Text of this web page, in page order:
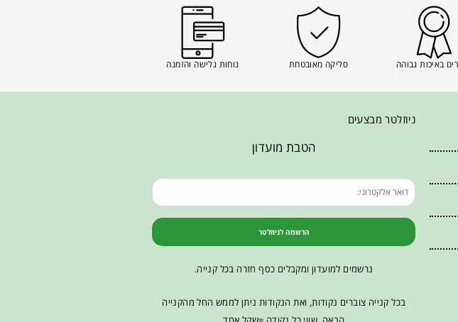
באיכות גבוהה סליקה מאובטחת נוחות גלישה והזמנה
ניוזלטר מבצעים
הטבת מועדון
הרשמה לניוזלטר
נרשמים למועדון ומקבלים כסף חזרה בכל קנייה.
בכל קנייה צוברים נקודות, ואת הנקודות ניתן לממש החל מהקנייה